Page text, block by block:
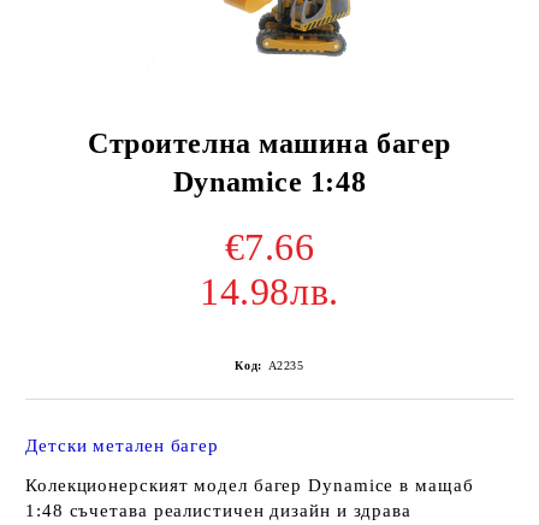
Строителна машина багер
Dynamice 1:48
€7.66
14.98лв.
Код: A2235
Детски метален багер
Колекционерският модел багер Dynamice в мащаб
1:48 съчетава реалистичен дизайн и здрава